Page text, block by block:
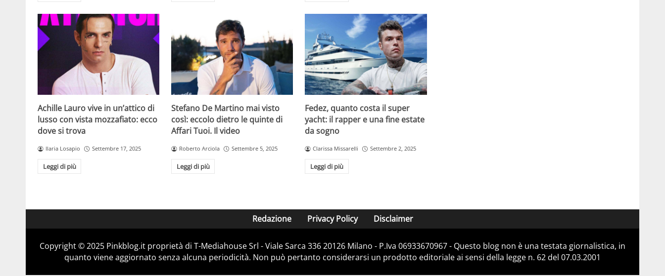
Achille Lauro vive in un’attico di
lusso con vista mozzafiato: ecco
dove si trova
Ilaria Losapio Settembre 17, 2025
Leggi di più
Stefano De Martino mai visto
così: eccolo dietro le quinte di
Affari Tuoi. Il video
Roberto Arciola Settembre 5, 2025
Leggi di più
Fedez, quanto costa il super
yacht: il rapper e una fine estate
da sogno
Clarissa Missarelli Settembre 2, 2025
Leggi di più
Redazione Privacy Policy Disclaimer
Copyright © 2025 Pinkblog.it proprietà di T-Mediahouse Srl - Viale Sarca 336 20126 Milano - P.Iva 06933670967 - Questo blog non è una testata giornalistica, in
quanto viene aggiornato senza alcuna periodicità. Non può pertanto considerarsi un prodotto editoriale ai sensi della legge n. 62 del 07.03.2001